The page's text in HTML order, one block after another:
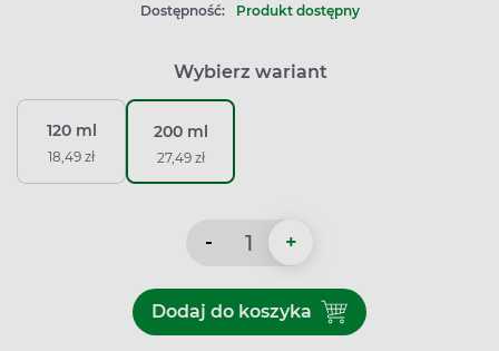
Dostępność: Produkt dostępny
Wybierz wariant
120 ml
18,49 zł
200 ml
27,49 zł
- +
Dodaj do koszykaDodaj do koszyka